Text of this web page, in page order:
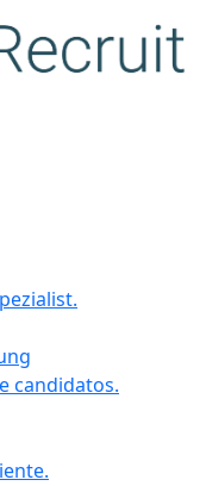
candidatos.